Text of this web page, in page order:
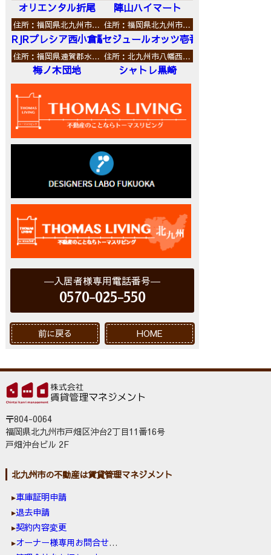
オリエンタル折尾 陣山ハイマート
住所：福岡県北九州市…
RJRプレシア西小倉駅前
住所：福岡県北九州市…
セジュールオッツ壱番館
住所：福岡県遠賀郡水…
梅ノ木団地
住所：北九州市八幡西…
シャトレ黒崎
入居者様専用電話番号
0570-025-550
前に戻る HOME
〒804-0064
福岡県北九州市戸畑区沖台2丁目11番16号
戸畑沖台ビル 2F
北九州市の不動産は賃貸管理マネジメント
車庫証明申請
退去申請
契約内容変更
オーナー様専用お問合せ窓口